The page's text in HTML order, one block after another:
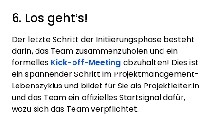
6. Los geht’s!
Der letzte Schritt der Initiierungsphase besteht
darin, das Team zusammenzuholen und ein
formelles Kick-off-Meeting abzuhalten! Dies ist
ein spannender Schritt im Projektmanagement-
Lebenszyklus und bildet für Sie als Projektleiter:in
und das Team ein offizielles Startsignal dafür,
wozu sich das Team verpflichtet.